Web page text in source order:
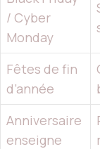
/ Cyber
Monday
Fêtes de fin
d’année
Anniversaire
enseigne